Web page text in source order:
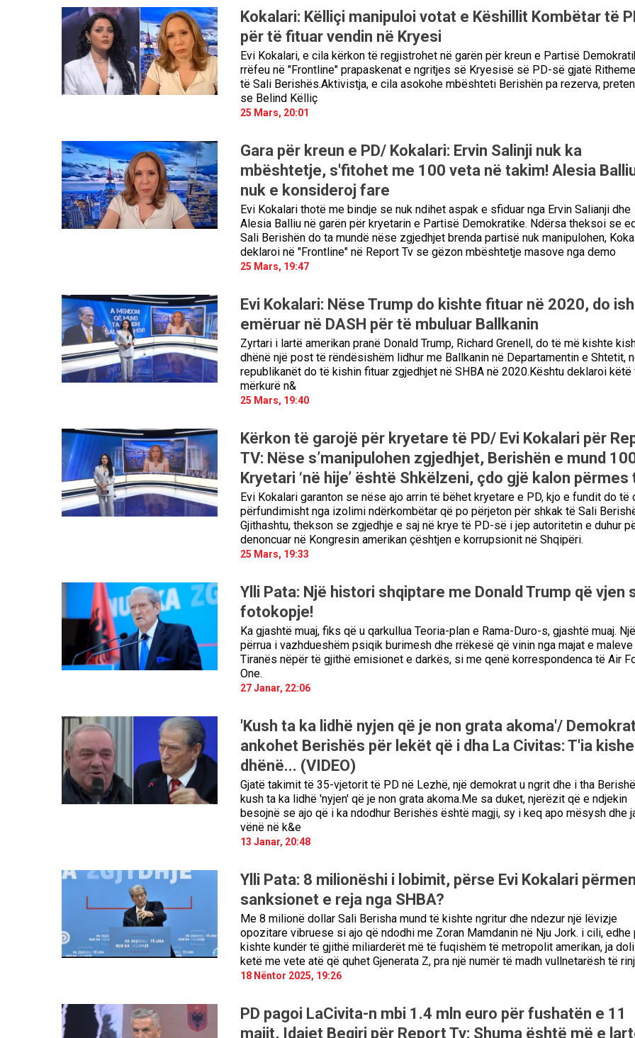
Kokalari: Këlliçi manipuloi votat e Këshillit Kombëtar të
për të fituar vendin në Kryesi
Evi Kokalari, e cila kërkon të regjistrohet në garën për kreun e Partisë
rrëfeu në "Frontline" prapaskenat e ngritjes së Kryesisë së PD-së gjatë
të Sali Berishës.Aktivistja, e cila asokohe mbështeti Berishën pa rezerva,
se Belind Këlliç
25 Mars, 20:01
Gara për kreun e PD/ Kokalari: Ervin Salinji nuk ka
mbështetje, s'fitohet me 100 veta në takim! Alesia
nuk e konsideroj fare
Evi Kokalari thotë me bindje se nuk ndihet aspak e sfiduar nga Ervin Salianji dhe
Alesia Balliu në garën për kryetarin e Partisë Demokratike. Ndërsa theksoi se
Sali Berishën do ta mundë nëse zgjedhjet brenda partisë nuk manipulohen,
deklaroi në "Frontline" në Report Tv se gëzon mbështetje masove nga demo
25 Mars, 19:47
Evi Kokalari: Nëse Trump do kishte fituar në 2020, do
emëruar në DASH për të mbuluar Ballkanin
Zyrtari i lartë amerikan pranë Donald Trump, Richard Grenell, do të më kishte
dhënë një post të rëndësishëm lidhur me Ballkanin në Departamentin e Shtetit,
republikanët do të kishin fituar zgjedhjet në SHBA në 2020.Kështu deklaroi këtë
mërkurë n&
25 Mars, 19:40
Kërkon të garojë për kryetare të PD/ Evi Kokalari për
TV: Nëse s’manipulohen zgjedhjet, Berishën e mund
Kryetari ‘në hije’ është Shkëlzeni, çdo gjë kalon përmes
Evi Kokalari garanton se nëse ajo arrin të bëhet kryetare e PD, kjo e fundit do të
përfundimisht nga izolimi ndërkombëtar që po përjeton për shkak të Sali
Gjithashtu, thekson se zgjedhje e saj në krye të PD-së i jep autoritetin e duhur
denoncuar në Kongresin amerikan çështjen e korrupsionit në Shqipëri.
25 Mars, 19:33
Ylli Pata: Një histori shqiptare me Donald Trump që vjen
fotokopje!
Ka gjashtë muaj, fiks që u qarkullua Teoria-plan e Rama-Duro-s, gjashtë muaj. Një
përrua i vazhdueshëm psiqik burimesh dhe rrëkesë që vinin nga majat e
Tiranës nëpër të gjithë emisionet e darkës, si me qenë korrespondenca të Air
One.
27 Janar, 22:06
'Kush ta ka lidhë nyjen që je non grata akoma'/
ankohet Berishës për lekët që i dha La Civitas: T'ia kishe
dhënë... (VIDEO)
Gjatë takimit të 35-vjetorit të PD në Lezhë, një demokrat u ngrit dhe i tha
kush ta ka lidhë 'nyjen' që je non grata akoma.Me sa duket, njerëzit që e ndjekin
besojnë se ajo që i ka ndodhur Berishës është magji, sy i keq apo mësysh dhe
vënë në k&e
13 Janar, 20:48
Ylli Pata: 8 milionëshi i lobimit, përse Evi Kokalari
sanksionet e reja nga SHBA?
Me 8 milionë dollar Sali Berisha mund të kishte ngritur dhe ndezur një lëvizje
opozitare vibruese si ajo që ndodhi me Zoran Mamdanin në Nju Jork. i cili, edhe
kishte kundër të gjithë miliarderët më të fuqishëm të metropolit amerikan, ja
ketë me vete atë që quhet Gjenerata Z, pra një numër të madh vullnetarësh të
18 Nëntor 2025, 19:26
PD pagoi LaCivita-n mbi 1.4 mln euro për fushatën e 11
majit, Idajet Beqiri për Report Tv: Shuma është më e